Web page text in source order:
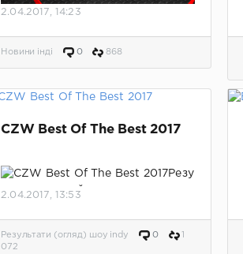
2.04.2017, 14:23
Новини інді 0 868
CZW Best Of The Best 2017
Резу
льтаты матчей.
2.04.2017, 13:53
Результати (огляд) шоу indy 0
1
072